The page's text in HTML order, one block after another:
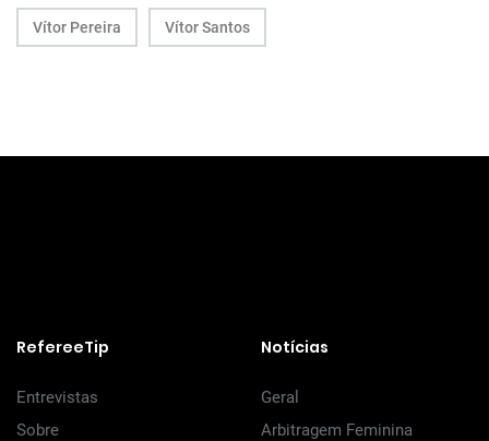
Vítor Pereira Vítor Santos
RefereeTip
Entrevistas
Sobre
Notícias
Geral
Arbitragem Feminina